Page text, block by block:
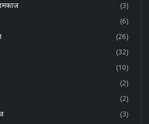
(3)
(6)
(26)
(32)
(10)
(2)
(2)
(3)